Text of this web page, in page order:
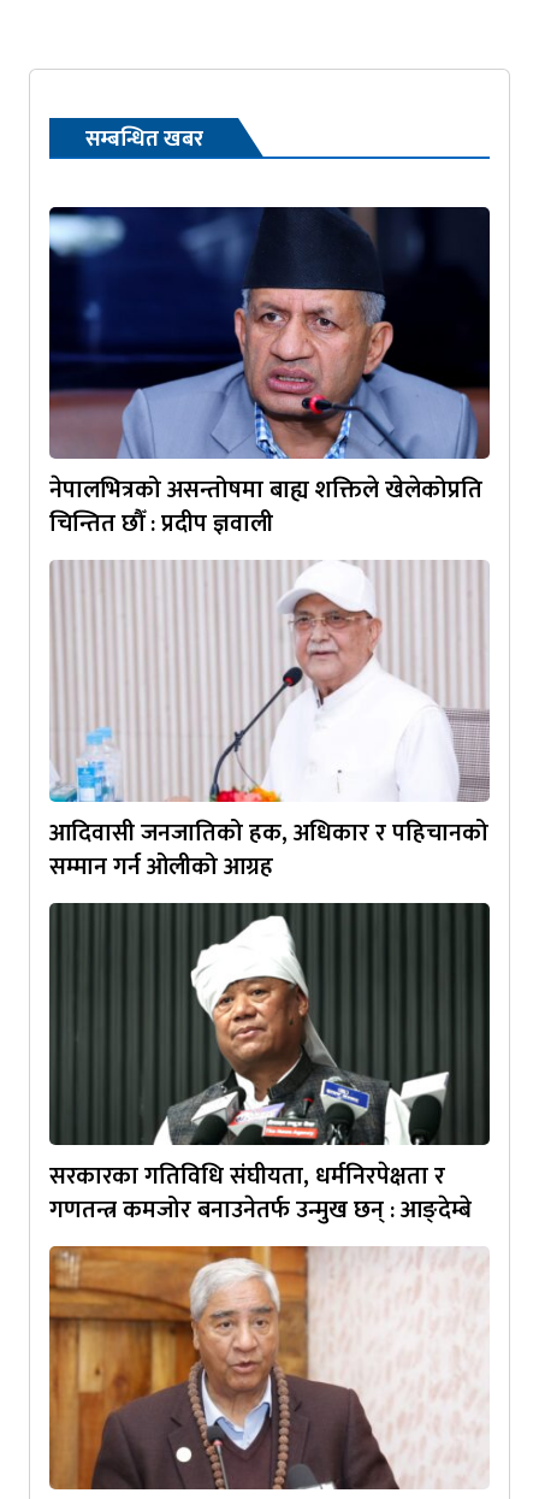
सम्बन्धित खबर
नेपालभित्रको असन्तोषमा बाह्य शक्तिले खेलेकोप्रति
चिन्तित छौँ : प्रदीप ज्ञवाली
आदिवासी जनजातिको हक, अधिकार र पहिचानको
सम्मान गर्न ओलीको आग्रह
सरकारका गतिविधि संघीयता, धर्मनिरपेक्षता र
गणतन्त्र कमजोर बनाउनेतर्फ उन्मुख छन् : आङ्देम्बे